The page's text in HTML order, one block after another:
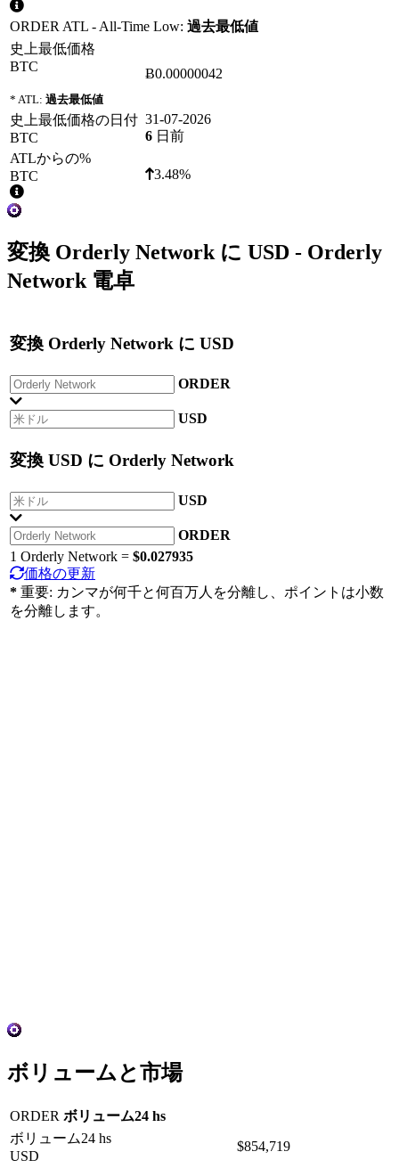
ORDER ATL - All-Time Low: 過去最低値
史上最低価格
BTC
* ATL: 過去最低値
Ƀ0.00000042
史上最低価格の日付
BTC
31-07-2026
6 日前
ATLからの%
BTC
3.48%
変換 Orderly Networkに USD - Orderly
Network 電卓
変換 Orderly Network に USD
ORDER
USD
変換 USD に Orderly Network
USD
ORDER
1 Orderly Network = $0.027935
価格の更新
* 重要: カンマが何千と何百万人を分離し、ポイントは小数
を分離します。
ボリュームと市場
ORDER ボリューム24 hs
ボリューム24 hs
USD
$854,719